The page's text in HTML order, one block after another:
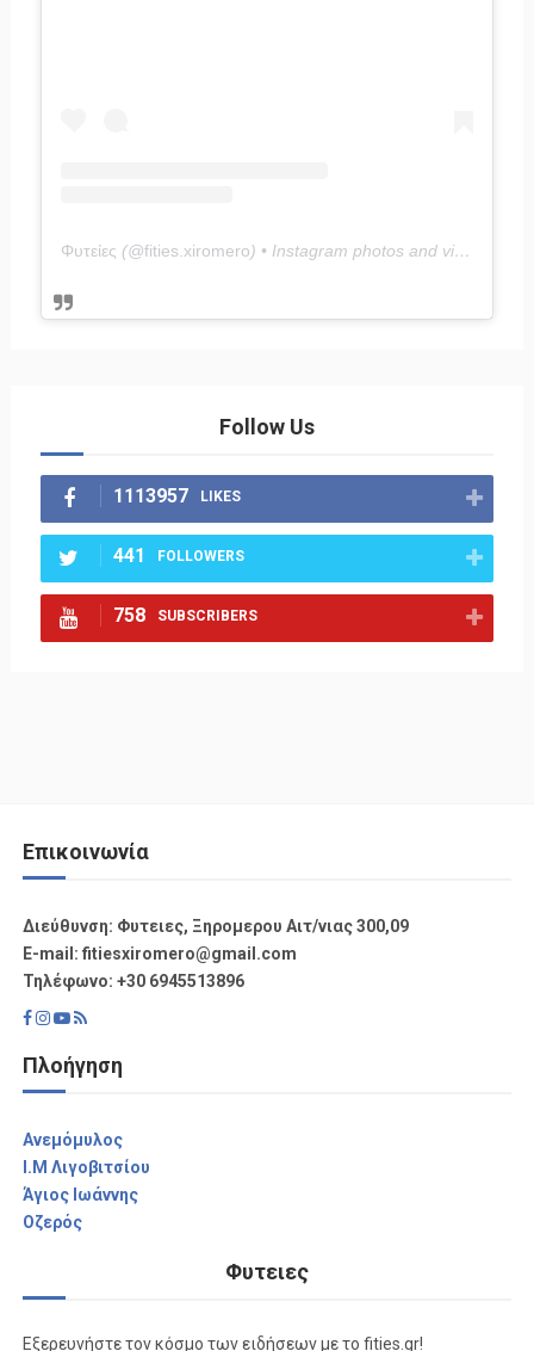
Φυτείες (@fities.xiromero) • Instagram photos and videos
Follow Us
1113957 LIKES
441 FOLLOWERS
758 SUBSCRIBERS
Επικοινωνία
Διεύθυνση: Φυτειες, Ξηρομερου Αιτ/νιας 300,09
Ε-mail: fitiesxiromero@gmail.com
Τηλέφωνο: +30 6945513896
Πλοήγηση
Aνεμόμυλος
I.M Λιγοβιτσίου
Άγιος Ιωάννης
Οζερός
Φυτειες
Εξερευνήστε τον κόσμο των ειδήσεων με το fities.gr!